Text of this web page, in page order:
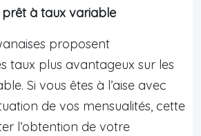
à taux variable
proposent
taux plus avantageux sur les
Si vous êtes à l’aise avec
de vos mensualités, cette
l’obtention de votre